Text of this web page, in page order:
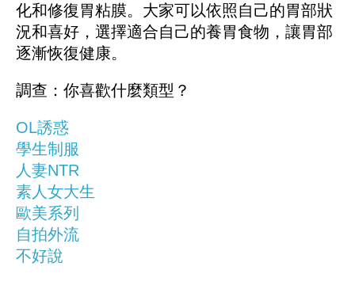
化和修復胃粘膜。大家可以依照自己的胃部狀
況和喜好，選擇適合自己的養胃食物，讓胃部
逐漸恢復健康。
調查：你喜歡什麼類型？
OL誘惑
學生制服
人妻NTR
素人女大生
歐美系列
自拍外流
不好說